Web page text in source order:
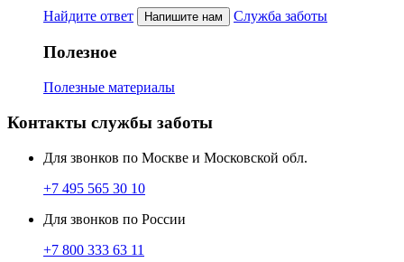
Найдите ответ Напишите нам Служба заботы
Полезное
Полезные материалы
Контакты службы заботы
Для звонков по Москве и Московской обл.
+7 495 565 30 10
Для звонков по России
+7 800 333 63 11